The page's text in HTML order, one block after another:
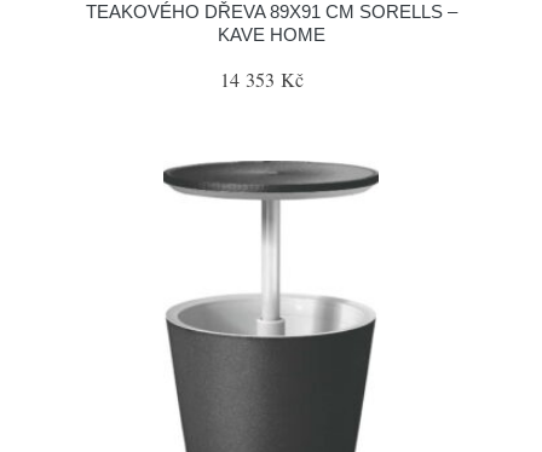
TEAKOVÉHO DŘEVA 89X91 CM SORELLS –
KAVE HOME
14 353 Kč